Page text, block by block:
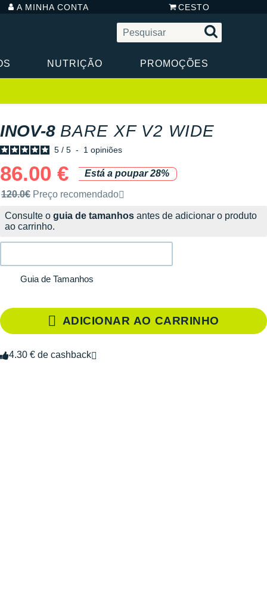
A MINHA CONTA CESTO
NUTRIÇÃO PROMOÇÕES
INOV-8 BARE XF V2 WIDE
5 / 5 - 1 opiniões
86.00 €
Está a poupar 28%
Preço de venda recomendado pela marca
120.0€ Preço recomendado
Consulte o guia de tamanhos antes de adicionar o produto
ao carrinho.
Guia de Tamanhos
ADICIONAR AO CARRINHO
4.30 € de cashback